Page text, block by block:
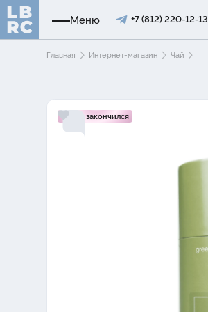
Меню +7 (812) 220-12-13
Главная Интернет-магазин Чай
Товар закончился